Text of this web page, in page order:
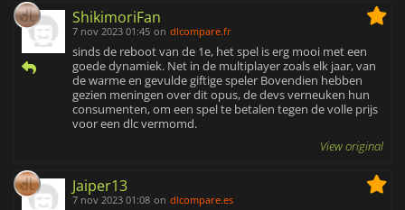
ShikimoriFan
7 nov 2023 01:45 on dlcompare.fr
sinds de reboot van de 1e, het spel is erg mooi met een
goede dynamiek. Net in de multiplayer zoals elk jaar, van
de warme en gevulde giftige speler Bovendien hebben
gezien meningen over dit opus, de devs verneuken hun
consumenten, om een spel te betalen tegen de volle prijs
voor een dlc vermomd.
View original
Jaiper13
7 nov 2023 01:08 on dlcompare.es